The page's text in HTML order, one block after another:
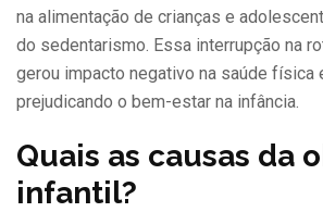
na alimentação de crianças e
do sedentarismo. Essa interrupção na
gerou impacto negativo na saúde física
prejudicando o bem-estar na infância.
Quais as causas da
infantil?